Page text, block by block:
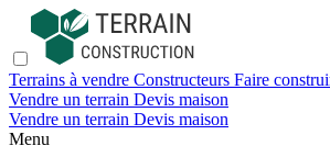
Terrains à vendre Constructeurs Faire
Vendre un terrain Devis maison
Vendre un terrain Devis maison
Menu